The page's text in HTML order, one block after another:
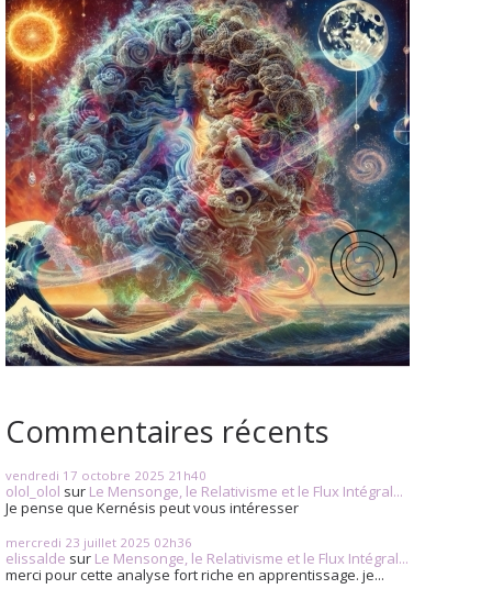
Commentaires récents
vendredi 17 octobre 2025 21h40
olol_olol sur Le Mensonge, le Relativisme et le Flux Intégral...
Je pense que Kernésis peut vous intéresser
mercredi 23 juillet 2025 02h36
elissalde sur Le Mensonge, le Relativisme et le Flux Intégral...
merci pour cette analyse fort riche en apprentissage. je...